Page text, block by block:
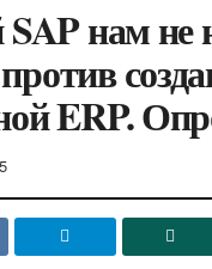
SAP нам не
ERP.